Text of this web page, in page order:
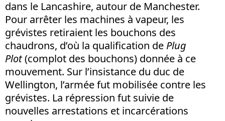
dans le Lancashire, autour de Manchester.
Pour arrêter les machines à vapeur, les
grévistes retiraient les bouchons des
chaudrons, d’où la qualification de Plug
Plot(complot des bouchons) donnée à ce
mouvement. Sur l’insistance du duc de
Wellington, l’armée fut mobilisée contre les
grévistes. La répression fut suivie de
nouvelles arrestations et incarcérations